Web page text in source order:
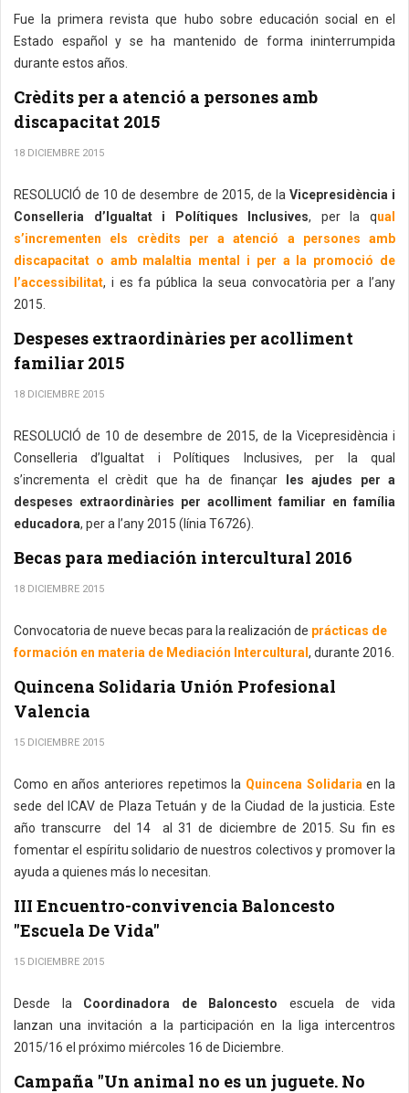
Fue la primera revista que hubo sobre educación social en el
Estado español y se ha mantenido de forma ininterrumpida
durante estos años.
Crèdits per a atenció a persones amb
discapacitat 2015
18 DICIEMBRE 2015
RESOLUCIÓ de 10 de desembre de 2015, de la Vicepresidència i
Conselleria d’Igualtat i Polítiques Inclusives, per la qual
s’incrementen els crèdits per a atenció a persones amb
discapacitat o amb malaltia mental i per a la promoció de
l’accessibilitat, i es fa pública la seua convocatòria per a l’any
2015.
Despeses extraordinàries per acolliment
familiar 2015
18 DICIEMBRE 2015
RESOLUCIÓ de 10 de desembre de 2015, de la Vicepresidència i
Conselleria d’Igualtat i Polítiques Inclusives, per la qual
s’incrementa el crèdit que ha de finançar les ajudes per a
despeses extraordinàries per acolliment familiar en família
educadora, per a l’any 2015 (línia T6726).
Becas para mediación intercultural 2016
18 DICIEMBRE 2015
Convocatoria de nueve becas para la realización de prácticas de
formación en materia de Mediación Intercultural , durante 2016.
Quincena Solidaria Unión Profesional
Valencia
15 DICIEMBRE 2015
Como en años anteriores repetimos la Quincena Solidaria en la
sede del ICAV de Plaza Tetuán y de la Ciudad de la justicia. Este
año transcurre del 14 al 31 de diciembre de 2015. Su fin es
fomentar el espíritu solidario de nuestros colectivos y promover la
ayuda a quienes más lo necesitan.
III Encuentro-convivencia Baloncesto
"Escuela De Vida"
15 DICIEMBRE 2015
Desde la Coordinadora de Baloncesto escuela de vida
lanzan una invitación a la participación en la liga intercentros
2015/16 el próximo miércoles 16 de Diciembre.
Campaña "Un animal no es un juguete. No